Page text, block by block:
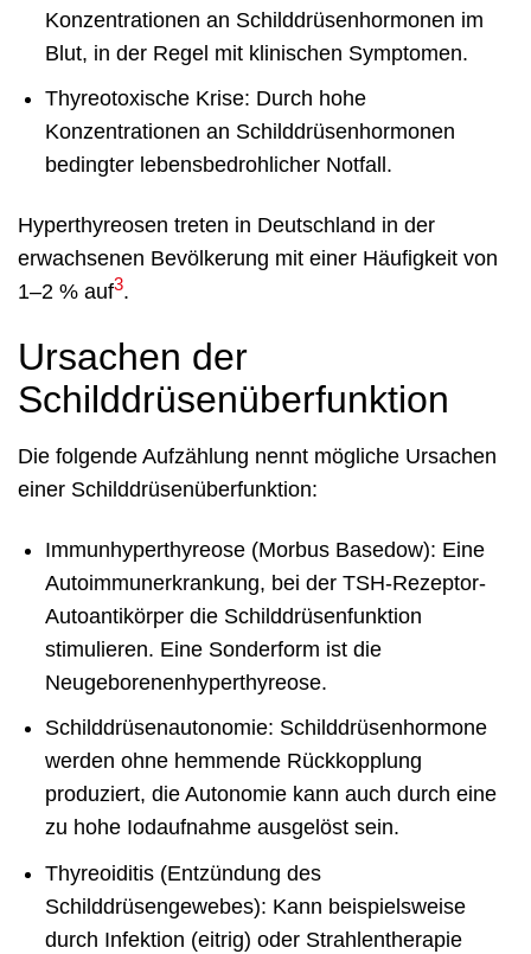
Konzentrationen an Schilddrüsenhormonen im
Blut, in der Regel mit klinischen Symptomen.
Thyreotoxische Krise: Durch hohe
Konzentrationen an Schilddrüsenhormonen
bedingter lebensbedrohlicher Notfall.
Hyperthyreosen treten in Deutschland in der
erwachsenen Bevölkerung mit einer Häufigkeit von
1–2 % auf3.
Ursachen der
Schilddrüsenüberfunktion
Die folgende Aufzählung nennt mögliche Ursachen
einer Schilddrüsenüberfunktion:
Immunhyperthyreose (Morbus Basedow): Eine
Autoimmunerkrankung, bei der TSH-Rezeptor-
Autoantikörper die Schilddrüsenfunktion
stimulieren. Eine Sonderform ist die
Neugeborenenhyperthyreose.
Schilddrüsenautonomie: Schilddrüsenhormone
werden ohne hemmende Rückkopplung
produziert, die Autonomie kann auch durch eine
zu hohe Iodaufnahme ausgelöst sein.
Thyreoiditis (Entzündung des
Schilddrüsengewebes): Kann beispielsweise
durch Infektion (eitrig) oder Strahlentherapie